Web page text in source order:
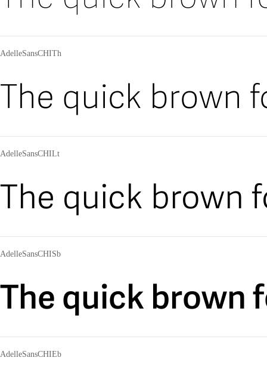
AdelleSansCHITh
The quick brown
AdelleSansCHILt
The quick brown
AdelleSansCHISb
The quick brown
AdelleSansCHIEb